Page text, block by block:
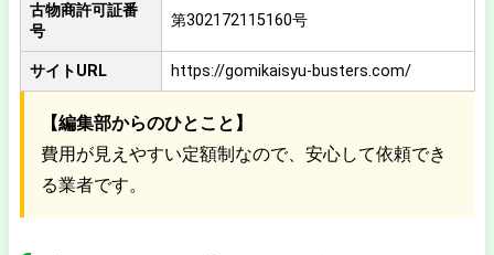
古物商許可証番
号
第302172115160号
サイトURL https://gomikaisyu-busters.com/
【編集部からのひとこと】
費用が見えやすい定額制なので、安心して依頼でき
る業者です。